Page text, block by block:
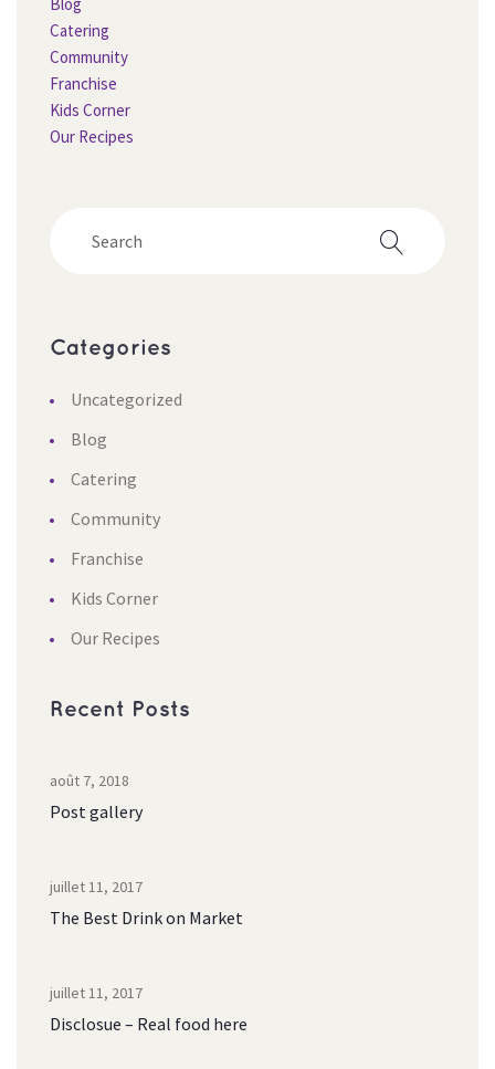
Catering
Community
Franchise
Kids Corner
Our Recipe
Categorie
Uncategorized
Blog
Catering
Community
Franchise
Kids Corner
Our Recipe
Recent Post
août 7, 2018
Post gallery
juillet 11, 2017
The Best Drink on Market
juillet 11, 2017
Disclosue – Real food here